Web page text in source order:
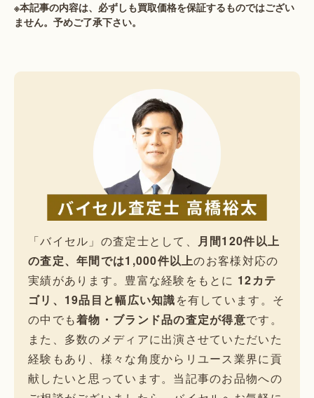
※本記事の内容は、必ずしも買取価格を保証するものではござい
ません。予めご了承下さい。
「バイセル」の査定士として、
月間120件以上
の査定、年間では1,000件以上のお客様対応の
実績があります。豊富な経験をもとに 12カテ
ゴリ、19品目と幅広い知識を有しています。そ
の中でも着物・ブランド品の査定が得意です。
また、多数のメディアに出演させていただいた
経験もあり、様々な角度からリユース業界に貢
献したいと思っています。当記事のお品物への